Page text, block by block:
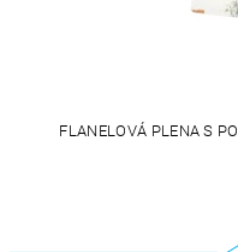
FLANELOVÁ PLENA S